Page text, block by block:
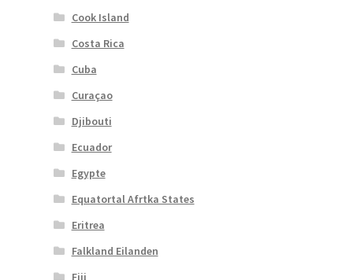
Cook Island
Costa Rica
Cuba
Curaçao
Djibouti
Ecuador
Egypte
Equatortal Afrtka States
Eritrea
Falkland Eilanden